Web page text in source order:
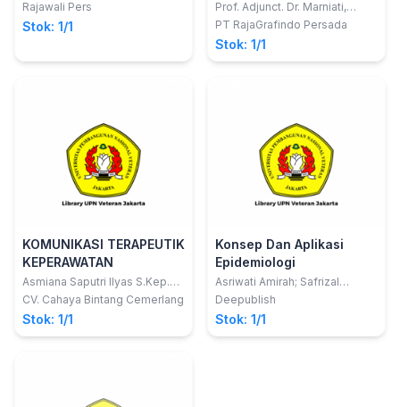
M.Si., CICS., CPR.; Dr. Elisabeth
Nugraheni P, M.Si., CICS; Dr.
Saparuddin MukHTAR, M.Si
Rajawali Pers
Stok: 1/1
Prof. Adjunct. Dr. Marniati,
M.Kes.
PT RajaGrafindo Persada
Stok: 1/1
KOMUNIKASI TERAPEUTIK
KEPERAWATAN
Asmiana Saputri Ilyas S.Kep.
Ns. M.Kes.; dkk
CV. Cahaya Bintang Cemerlang
Stok: 1/1
Konsep Dan Aplikasi
Epidemiologi
Asriwati Amirah; Safrizal
Ahmaruddin
Deepublish
Stok: 1/1